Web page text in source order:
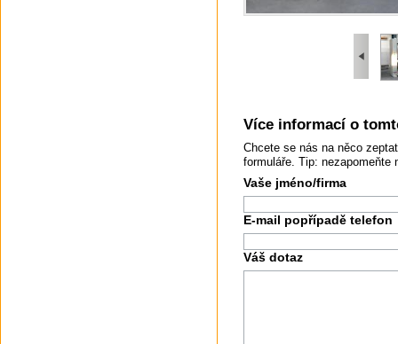
Více informací o
Chcete se nás na něco
formuláře. Tip:
Vaše jméno/firma
E-mail popřípadě telefon
Váš dotaz